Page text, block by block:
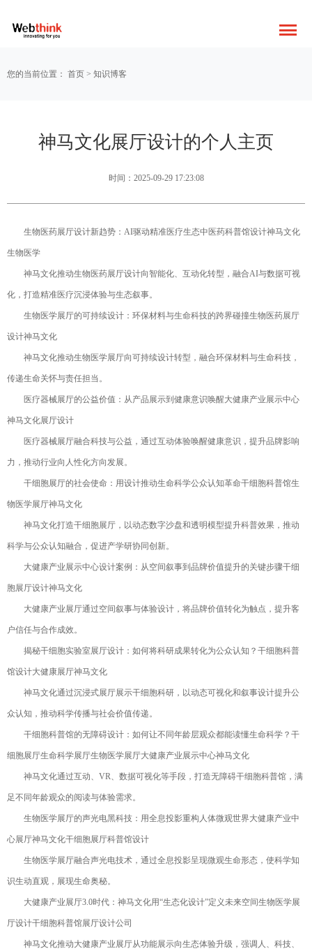
您的当前位置： 首页 > 知识博客
神马文化展厅设计的个人主页
时间：2025-09-29 17:23:08
生物医药展厅设计新趋势：AI驱动精准医疗生态中医药科普馆设计神马文化
生物医学
神马文化推动生物医药展厅设计向智能化、互动化转型，融合AI与数据可视
化，打造精准医疗沉浸体验与生态叙事。
生物医学展厅的可持续设计：环保材料与生命科技的跨界碰撞生物医药展厅
设计神马文化
神马文化推动生物医学展厅向可持续设计转型，融合环保材料与生命科技，
传递生命关怀与责任担当。
医疗器械展厅的公益价值：从产品展示到健康意识唤醒大健康产业展示中心
神马文化展厅设计
医疗器械展厅融合科技与公益，通过互动体验唤醒健康意识，提升品牌影响
力，推动行业向人性化方向发展。
干细胞展厅的社会使命：用设计推动生命科学公众认知革命干细胞科普馆生
物医学展厅神马文化
神马文化打造干细胞展厅，以动态数字沙盘和透明模型提升科普效果，推动
科学与公众认知融合，促进产学研协同创新。
大健康产业展示中心设计案例：从空间叙事到品牌价值提升的关键步骤干细
胞展厅设计神马文化
大健康产业展厅通过空间叙事与体验设计，将品牌价值转化为触点，提升客
户信任与合作成效。
揭秘干细胞实验室展厅设计：如何将科研成果转化为公众认知？干细胞科普
馆设计大健康展厅神马文化
神马文化通过沉浸式展厅展示干细胞科研，以动态可视化和叙事设计提升公
众认知，推动科学传播与社会价值传递。
干细胞科普馆的无障碍设计：如何让不同年龄层观众都能读懂生命科学？干
细胞展厅生命科学展厅生物医学展厅大健康产业展示中心神马文化
神马文化通过互动、VR、数据可视化等手段，打造无障碍干细胞科普馆，满
足不同年龄观众的阅读与体验需求。
生物医学展厅的声光电黑科技：用全息投影重构人体微观世界大健康产业中
心展厅神马文化干细胞展厅科普馆设计
生物医学展厅融合声光电技术，通过全息投影呈现微观生命形态，使科学知
识生动直观，展现生命奥秘。
大健康产业展厅3.0时代：神马文化用“生态化设计”定义未来空间生物医学展
厅设计干细胞科普馆展厅设计公司
神马文化推动大健康产业展厅从功能展示向生态体验升级，强调人、科技、